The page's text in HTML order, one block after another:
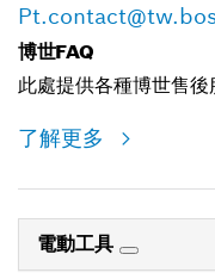
博世FAQ
此處提供各種博世售後
了解更多
電動工具